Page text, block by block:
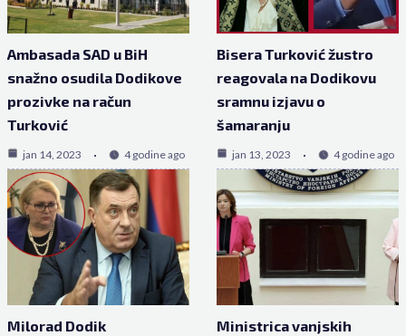
Ambasada SAD u BiH
snažno osudila Dodikove
prozivke na račun
Turković
jan 14, 2023 4 godine ago
Bisera Turković žustro
reagovala na Dodikovu
sramnu izjavu o
šamaranju
jan 13, 2023 4 godine ago
Milorad Dodik
Ministrica vanjskih